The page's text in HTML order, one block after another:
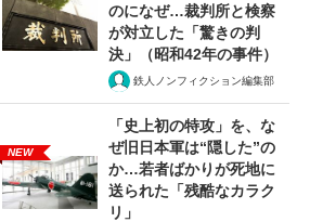
のになぜ…裁判所と検察
が対立した「驚きの判
決」（昭和42年の事件）
鉄人ノンフィクション編集部
NEW
「史上初の特攻」を、な
ぜ旧日本軍は“隠した”の
か…若者ばかりが死地に
送られた「残酷なカラク
リ」